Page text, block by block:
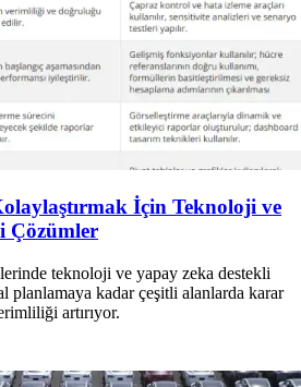
İçin Teknoloji ve
Çözümler
teknoloji ve yapay zeka destekli
planlamaya kadar çeşitli alanlarda karar
artırıyor.